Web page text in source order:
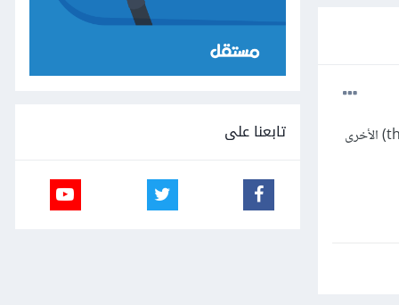
هل أستطيع أن أنهي خيط (thread) قيد العمل بدون إحداث أية مشاكل في الموارد أو أية مشاكل على الخيوط (threads) الأخرى
تابعنا على